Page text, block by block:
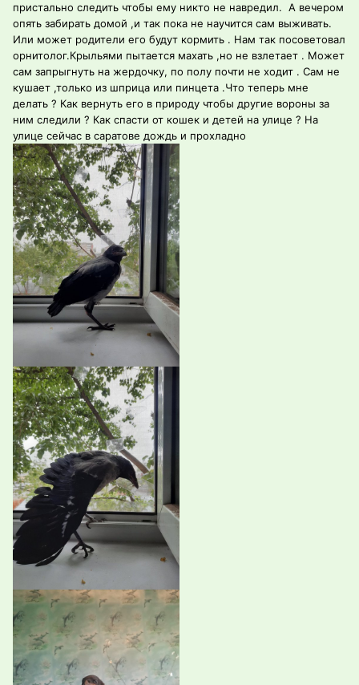
пристально следить чтобы ему никто не навредил. А вечером
опять забирать домой ,и так пока не научится сам выживать.
Или может родители его будут кормить . Нам так посоветовал
орнитолог.Крыльями пытается махать ,но не взлетает . Может
сам запрыгнуть на жердочку, по полу почти не ходит . Сам не
кушает ,только из шприца или пинцета .Что теперь мне
делать ? Как вернуть его в природу чтобы другие вороны за
ним следили ? Как спасти от кошек и детей на улице ? На
улице сейчас в саратове дождь и прохладно